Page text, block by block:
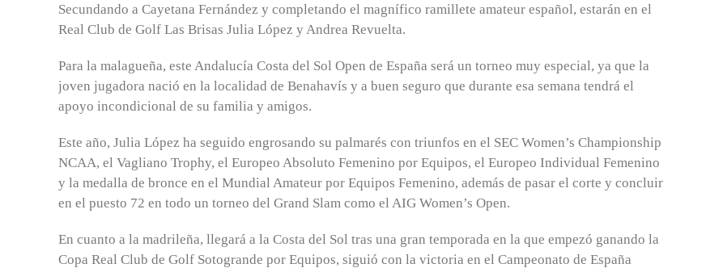
Secundando a Cayetana Fernández y completando el magnífico ramillete amateur español, estarán en el
Real Club de Golf Las Brisas Julia López y Andrea Revuelta.
Para la malagueña, este Andalucía Costa del Sol Open de España será un torneo muy especial, ya que la
joven jugadora nació en la localidad de Benahavís y a buen seguro que durante esa semana tendrá el
apoyo incondicional de su familia y amigos.
Este año, Julia López ha seguido engrosando su palmarés con triunfos en el SEC Women’s Championship
NCAA, el Vagliano Trophy, el Europeo Absoluto Femenino por Equipos, el Europeo Individual Femenino
y la medalla de bronce en el Mundial Amateur por Equipos Femenino, además de pasar el corte y concluir
en el puesto 72 en todo un torneo del Grand Slam como el AIG Women’s Open.
En cuanto a la madrileña, llegará a la Costa del Sol tras una gran temporada en la que empezó ganando la
Copa Real Club de Golf Sotogrande por Equipos, siguió con la victoria en el Campeonato de España